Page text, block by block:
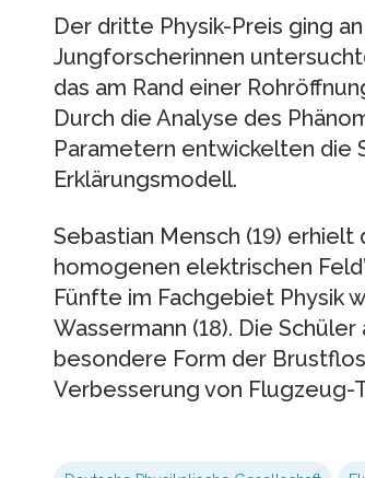
Der dritte Physik-Preis ging
Jungforscherinnen
das am Rand einer
Durch die Analyse des
Parametern entwickelten die
Erklärungsmodell.
Sebastian Mensch (19)
homogenen elektrischen
Fünfte im Fachgebiet Physik
Wassermann (18). Die
besondere Form der
Verbesserung von Flugzeug-